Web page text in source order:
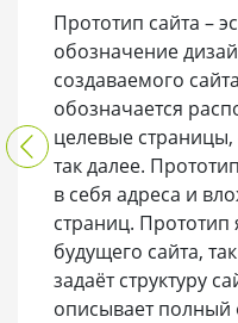
Прототип сайта –
обозначение
создаваемого
обозначается
целевые
так далее.
в себя адреса и
страниц. Прототип
будущего сайта,
задаёт структуру
описывает полный